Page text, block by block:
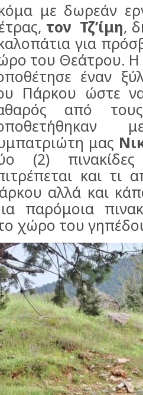
με δωρεάν
τον Τζ’ίμη,
για
του Θεάτρου. Η
έναν
Πάρκου ώστε
από
μας
(2)
και τι
αλλά και
παρόμοια
χώρο του